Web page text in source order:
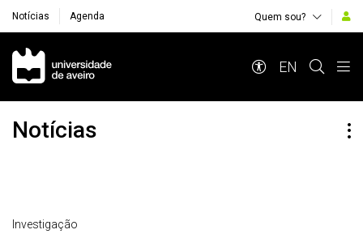
Notícias Agenda Quem sou?
Navegação Principal
EN
Notícias
Detalhes
Investigação